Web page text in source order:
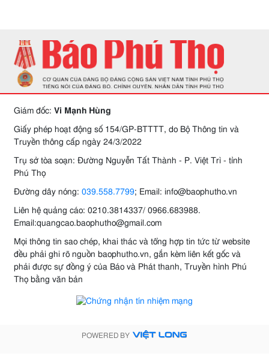
Giám đốc: Vi Mạnh Hùng
Giấy phép hoạt động số 154/GP-BTTTT, do Bộ Thông tin và
Truyền thông cấp ngày 24/3/2022
Trụ sở tòa soạn: Đường Nguyễn Tất Thành - P. Việt Trì - tỉnh
Phú Thọ
Đường dây nóng: 039.558.7799; Email: info@baophutho.vn
Liên hệ quảng cáo: 0210.3814337/ 0966.683988.
Email:quangcao.baophutho@gmail.com
Mọi thông tin sao chép, khai thác và tổng hợp tin tức từ website
đều phải ghi rõ nguồn baophutho.vn, gắn kèm liên kết gốc và
phải được sự đồng ý của Báo và Phát thanh, Truyền hình Phú
Thọ bằng văn bản
POWERED BY